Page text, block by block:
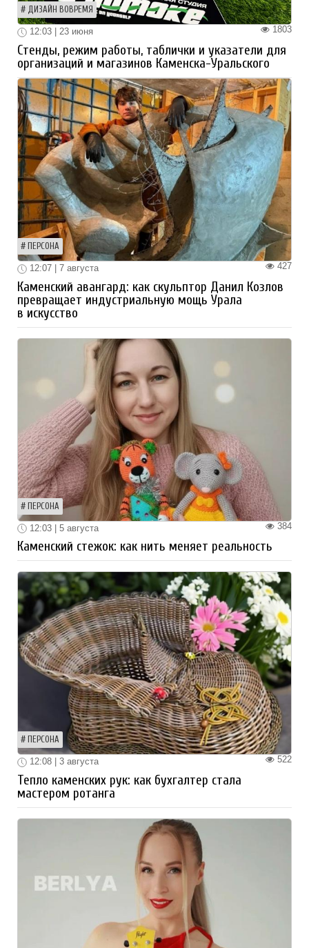
ДИЗАЙН ВОВРЕМЯ
1803
12:03 | 23 июня
Стенды, режим работы, таблички и указатели для
организаций и магазинов Каменска-Уральского
ПЕРСОНА
427
12:07 | 7 августа
Каменский авангард: как скульптор Данил Козлов
превращает индустриальную мощь Урала
в искусство
ПЕРСОНА
384
12:03 | 5 августа
Каменский стежок: как нить меняет реальность
ПЕРСОНА
522
12:08 | 3 августа
Тепло каменских рук: как бухгалтер стала
мастером ротанга